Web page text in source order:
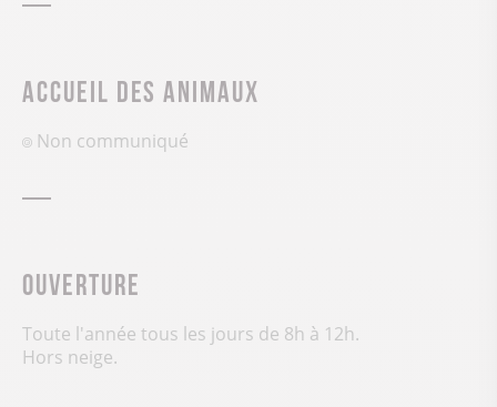
Accueil des animaux
Non communiqué
Ouverture
Toute l'année tous les jours de 8h à 12h.
Hors neige.